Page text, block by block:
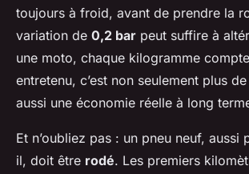
toujours à froid, avant de prendre la
variation de 0,2 bar peut suffire à
une moto, chaque kilogramme
entretenu, c’est non seulement plus
aussi une économie réelle à long
Et n’oubliez pas : un pneu neuf,
il, doit être rodé. Les premiers